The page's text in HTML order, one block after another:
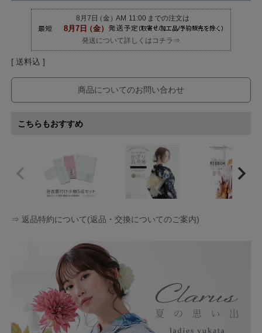
発送について詳しくはコチラ⇒
送料込
商品についてのお問い合わせ
こちらもおすすめ
⇒ 返品特約について(返品・交換についてのご案内)